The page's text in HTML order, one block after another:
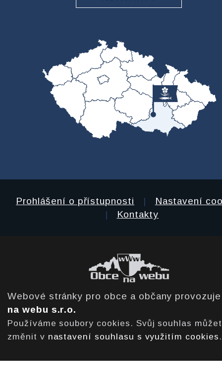
Prohlášení o přístupnosti |
Nastavení
|
Kontakty
Webové stránky pro obce a občany
na webu s.r.o.
Používáme soubory cookies. Svůj souhlas
změnit v nastavení souhlasu s využitím cookies .